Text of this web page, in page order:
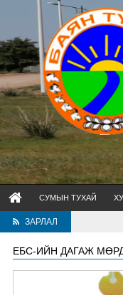
СУМЫН ТУХАЙ
ЗАРЛАЛ
ЕБС-ИЙН ДАГАЖ